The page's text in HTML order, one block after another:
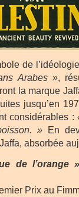
de
Arabes »,
la marque
jusqu’en
considérables :
» En
absorbée
de l’orange »
Prix au